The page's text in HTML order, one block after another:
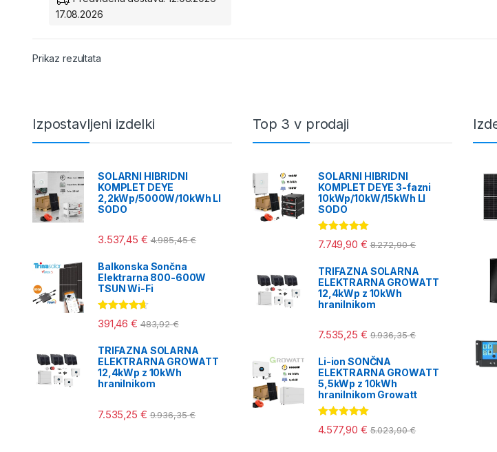
Združljivost:
17.08.2026
Prikaz rezultata
Izpostavljeni izdelki
SOLARNI HIBRIDNI
KOMPLET DEYE
2,2kWp/5000W/10kWh LI
SODO
3.537,45 € 4.985,45€
Balkonska Sončna
Elektrarna 800-600W
TSUN Wi-Fi
Ocenjeno
4.50od 5
391,46€ 483,92€
TRIFAZNA SOLARNA
ELEKTRARNA GROWATT
12,4kWp z 10kWh
hranilnikom
7.535,25 € 9.936,35€
Top 3 v prodaji
SOLARNI HIBRIDNI
KOMPLET DEYE 3-fazni
10kWp/10kW/15kWh LI
SODO
Ocenjeno
5.00od 5
7.749,90 € 8.272,90€
TRIFAZNA SOLARNA
ELEKTRARNA GROWATT
12,4kWp z 10kWh
hranilnikom
7.535,25 € 9.936,35€
Li-ion SONČNA
ELEKTRARNA GROWATT
5,5kWp z 10kWh
hranilnikom Growatt
Ocenjeno
5.00od 5
4.577,90 € 5.023,90€